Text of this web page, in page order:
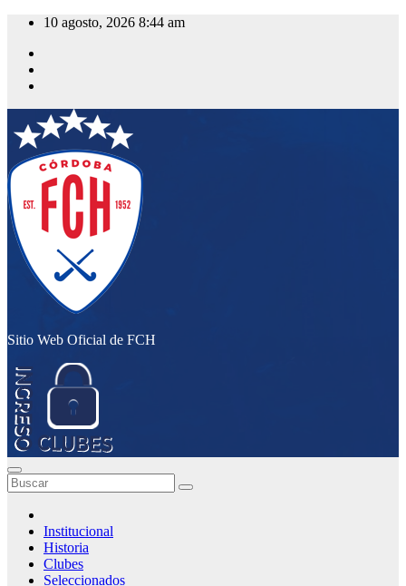
Saltar
contenido
10 agosto, 2026 8:44 am
Sitio Web Oficial de FCH
Institucional
Historia
Clubes
Seleccionados